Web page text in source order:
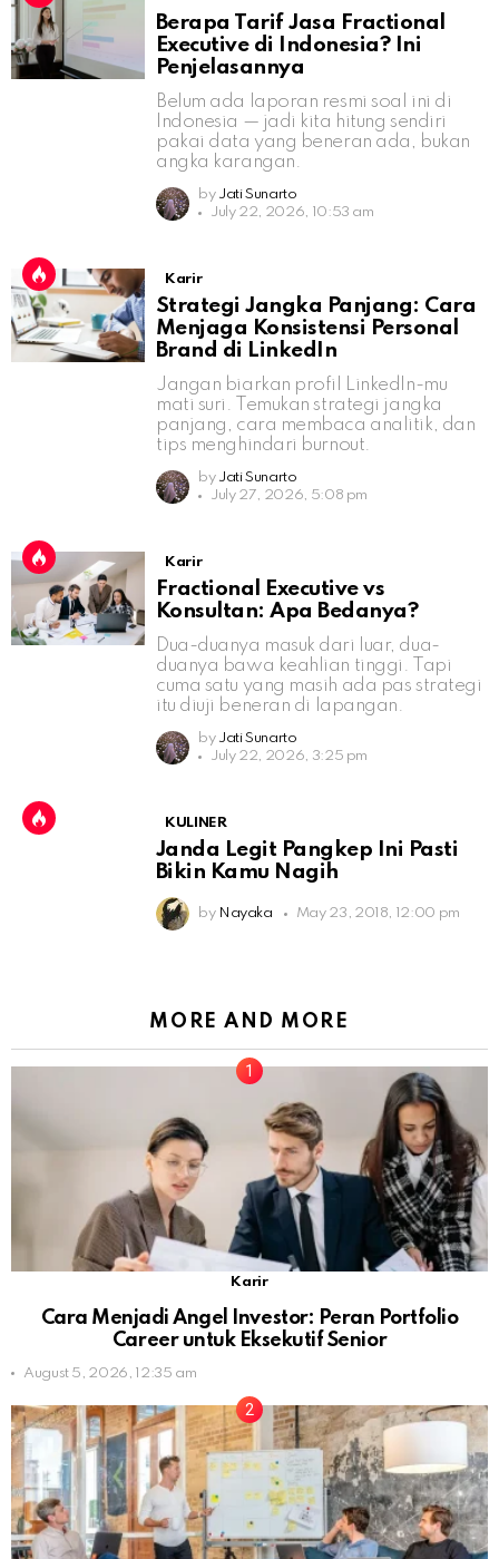
Berapa Tarif Jasa Fractional
Executive di Indonesia? Ini
Penjelasannya
Belum ada laporan resmi soal ini di
Indonesia — jadi kita hitung sendiri
pakai data yang beneran ada, bukan
angka karangan.
by Jati Sunarto
July 22, 2026, 10:53 am
Karir
Strategi Jangka Panjang: Cara
Menjaga Konsistensi Personal
Brand di LinkedIn
Jangan biarkan profil LinkedIn-mu
mati suri. Temukan strategi jangka
panjang, cara membaca analitik, dan
tips menghindari burnout.
by Jati Sunarto
July 27, 2026, 5:08 pm
Karir
Fractional Executive vs
Konsultan: Apa Bedanya?
Dua-duanya masuk dari luar, dua-
duanya bawa keahlian tinggi. Tapi
cuma satu yang masih ada pas strategi
itu diuji beneran di lapangan.
by Jati Sunarto
July 22, 2026, 3:25 pm
KULINER
Janda Legit Pangkep Ini Pasti
Bikin Kamu Nagih
by Nayaka May 23, 2018, 12:00 pm
MORE AND MORE
Karir
Cara Menjadi Angel Investor: Peran Portfolio
Career untuk Eksekutif Senior
August 5, 2026, 12:35 am